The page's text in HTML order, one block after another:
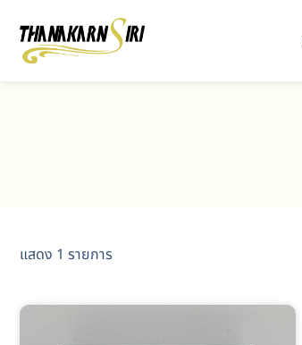
แสดง 1 รายการ